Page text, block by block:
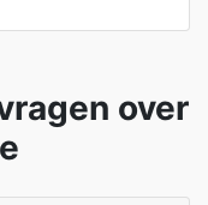
over